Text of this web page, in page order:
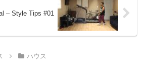
– Style Tips #01
ハウス